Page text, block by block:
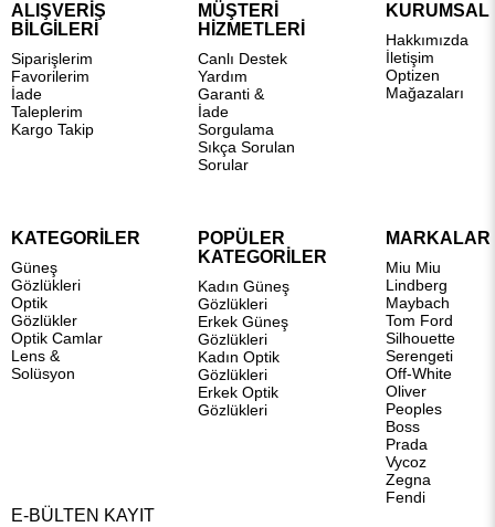
ALIŞVERİŞ
BİLGİLERİ
Siparişlerim
Favorilerim
İade
Taleplerim
Kargo Takip
MÜŞTERİ
HİZMETLERİ
Canlı Destek
Yardım
Garanti &
İade
Sorgulama
Sıkça Sorulan
Sorular
KURUMSAL
Hakkımızda
İletişim
Optizen
Mağazaları
KATEGORİLER
Güneş
Gözlükleri
Optik
Gözlükler
Optik Camlar
Lens &
Solüsyon
POPÜLER
KATEGORİLER
Kadın Güneş
Gözlükleri
Erkek Güneş
Gözlükleri
Kadın Optik
Gözlükleri
Erkek Optik
Gözlükleri
MARKALAR
Miu Miu
Lindberg
Maybach
Tom Ford
Silhouette
Serengeti
Off-White
Oliver
Peoples
Boss
Prada
Vycoz
Zegna
Fendi
E-BÜLTEN KAYIT